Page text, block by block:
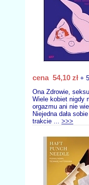
cena 54,10 zł +
Ona Zdrowie,
Wiele kobiet nigdy
orgazmu ani nie
Niejedna dała
trakcie ... >>>